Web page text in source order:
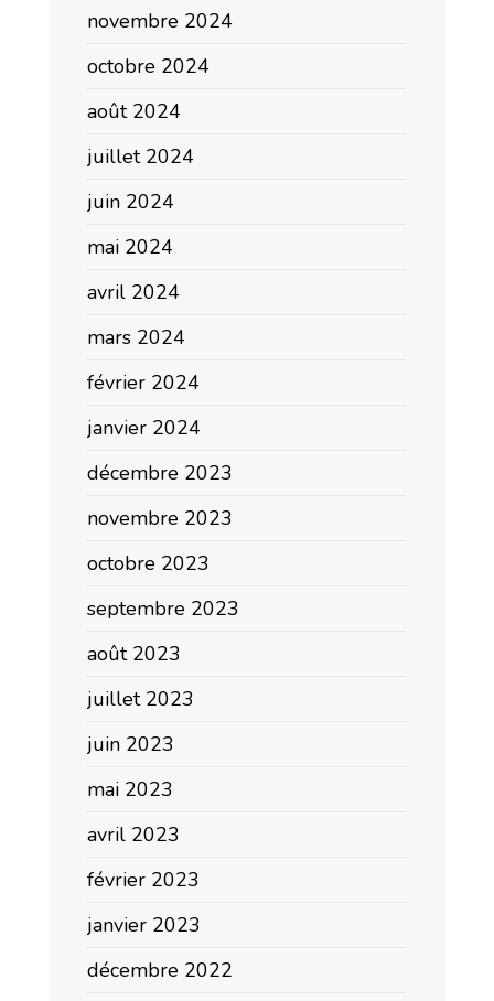
novembre 2024
octobre 2024
août 2024
juillet 2024
juin 2024
mai 2024
avril 2024
mars 2024
février 2024
janvier 2024
décembre 2023
novembre 2023
octobre 2023
septembre 2023
août 2023
juillet 2023
juin 2023
mai 2023
avril 2023
février 2023
janvier 2023
décembre 2022